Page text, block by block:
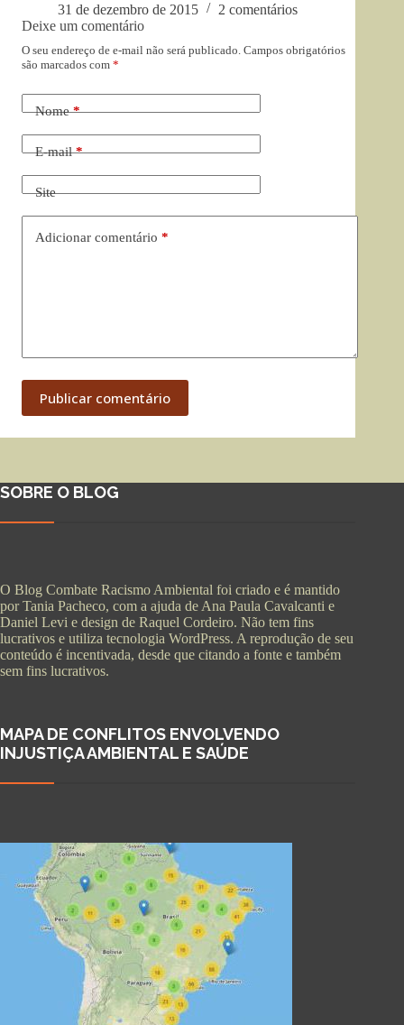
31 de dezembro de 2015
2 comentários
Deixe um comentário
O seu endereço de e-mail não será publicado. Campos obrigatórios
são marcados com *
Nome*
E-mail*
Site
Adicionar comentário *
Publicar comentário
SOBRE O BLOG
O Blog Combate Racismo Ambiental foi criado e é mantido
por Tania Pacheco, com a ajuda de Ana Paula Cavalcanti e
Daniel Levi e design de Raquel Cordeiro. Não tem fins
lucrativos e utiliza tecnologia WordPress. A reprodução de seu
conteúdo é incentivada, desde que citando a fonte e também
sem fins lucrativos.
MAPA DE CONFLITOS ENVOLVENDO
INJUSTIÇA AMBIENTAL E SAÚDE